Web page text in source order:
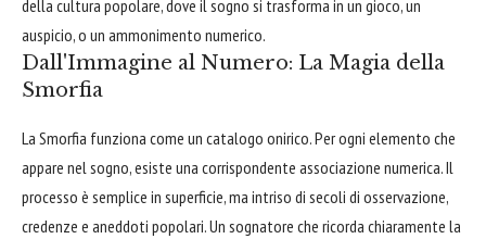
della cultura popolare, dove il sogno si trasforma in un gioco, un
auspicio, o un ammonimento numerico.
Dall'Immagine al Numero: La Magia della
Smorfia
La Smorfia funziona come un catalogo onirico. Per ogni elemento che
appare nel sogno, esiste una corrispondente associazione numerica. Il
processo è semplice in superficie, ma intriso di secoli di osservazione,
credenze e aneddoti popolari. Un sognatore che ricorda chiaramente la